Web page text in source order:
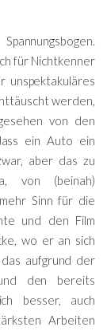
für Nichtkenner
unspektakuläres
werden,
von den
ein Auto ein
aber das zu
von (beinah)
Sinn für die
und den Film
wo er an sich
aufgrund der
den bereits
besser, auch
Arbeiten